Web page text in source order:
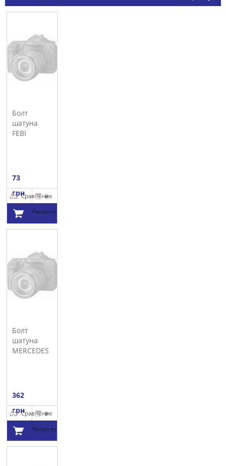
Болт
шатуна
FEBI
73
грнСравнение
В
Рассрочку
корзину
Болт
шатуна
MERCEDES
362
грнСравнение
В
Рассрочку